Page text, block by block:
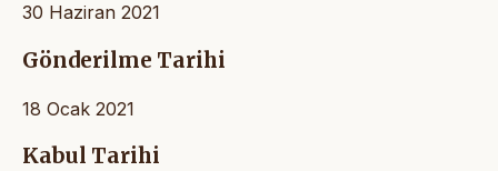
30 Haziran 2021
Gönderilme Tarihi
18 Ocak 2021
Kabul Tarihi